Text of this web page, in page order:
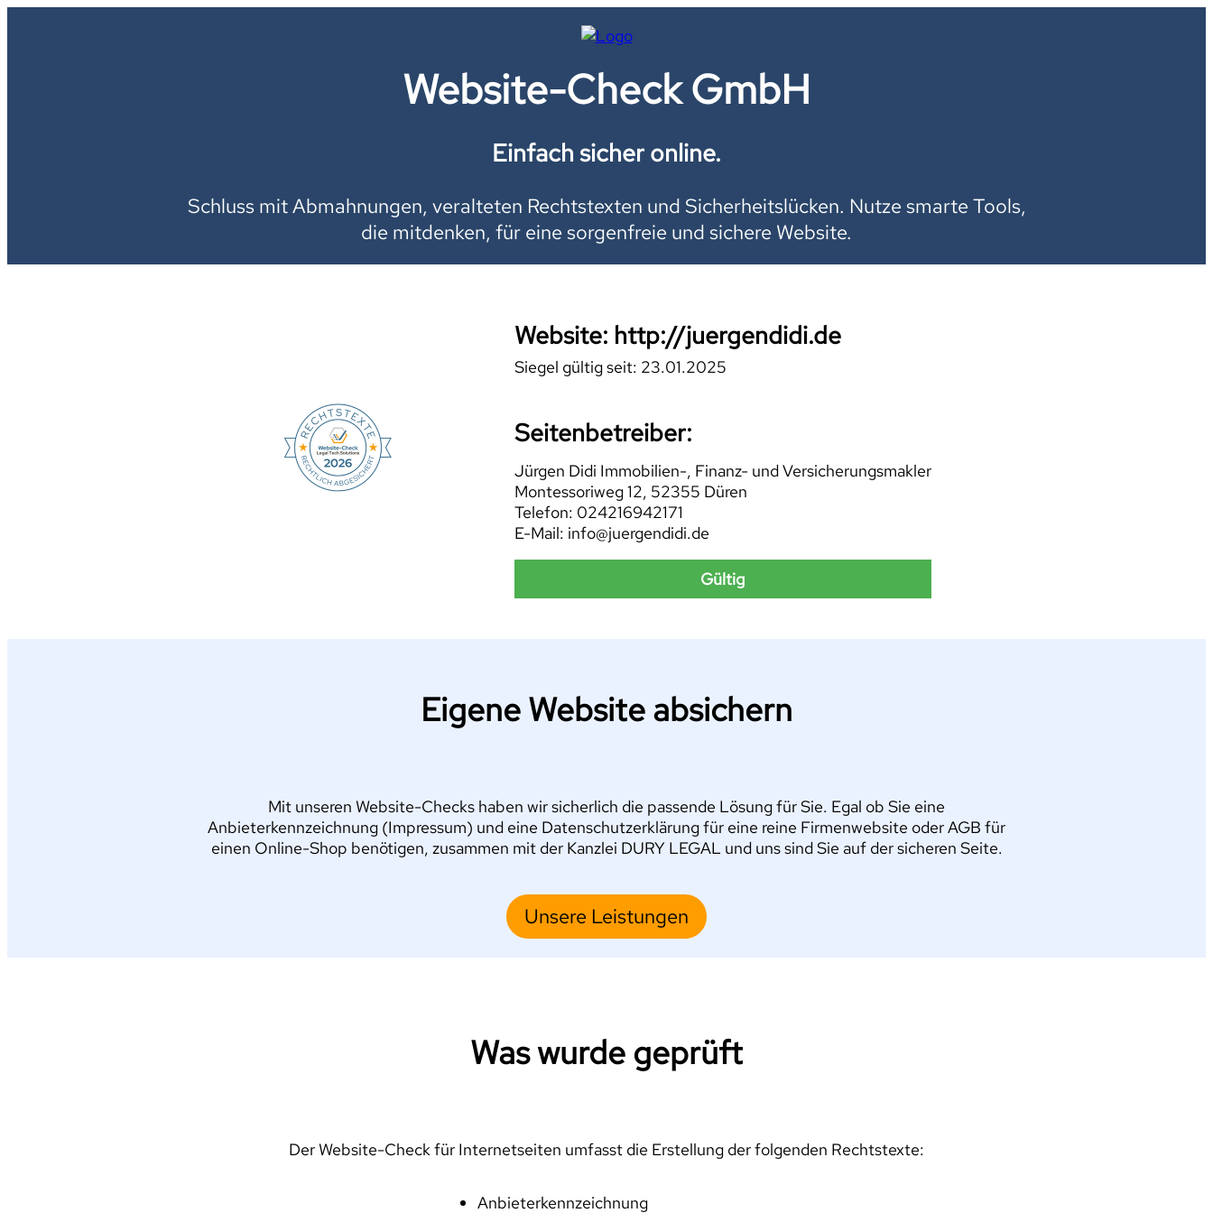
Website-Check GmbH
Einfach sicher online.
Schluss mit Abmahnungen, veralteten Rechtstexten und Sicherheitslücken. Nutze smarte Tools,
die mitdenken, für eine sorgenfreie und sichere Website.
Website: http://juergendidi.de
Siegel gültig seit: 23.01.2025
Seitenbetreiber:
Jürgen Didi Immobilien-, Finanz- und Versicherungsmakler
Montessoriweg 12, 52355 Düren
Telefon: 024216942171
E-Mail: info@juergendidi.de
Gültig
Eigene Website absichern
Mit unseren Website-Checks haben wir sicherlich die passende Lösung für Sie. Egal ob Sie eine
Anbieterkennzeichnung (Impressum) und eine Datenschutzerklärung für eine reine Firmenwebsite oder AGB für
einen Online-Shop benötigen, zusammen mit der Kanzlei DURY LEGAL und uns sind Sie auf der sicheren Seite.
Unsere Leistungen
Was wurde geprüft
Der Website-Check für Internetseiten umfasst die Erstellung der folgenden Rechtstexte:
Anbieterkennzeichnung